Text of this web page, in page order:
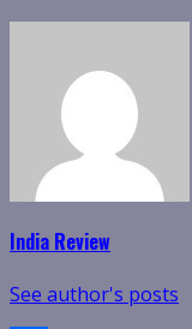
India Review
See author's posts